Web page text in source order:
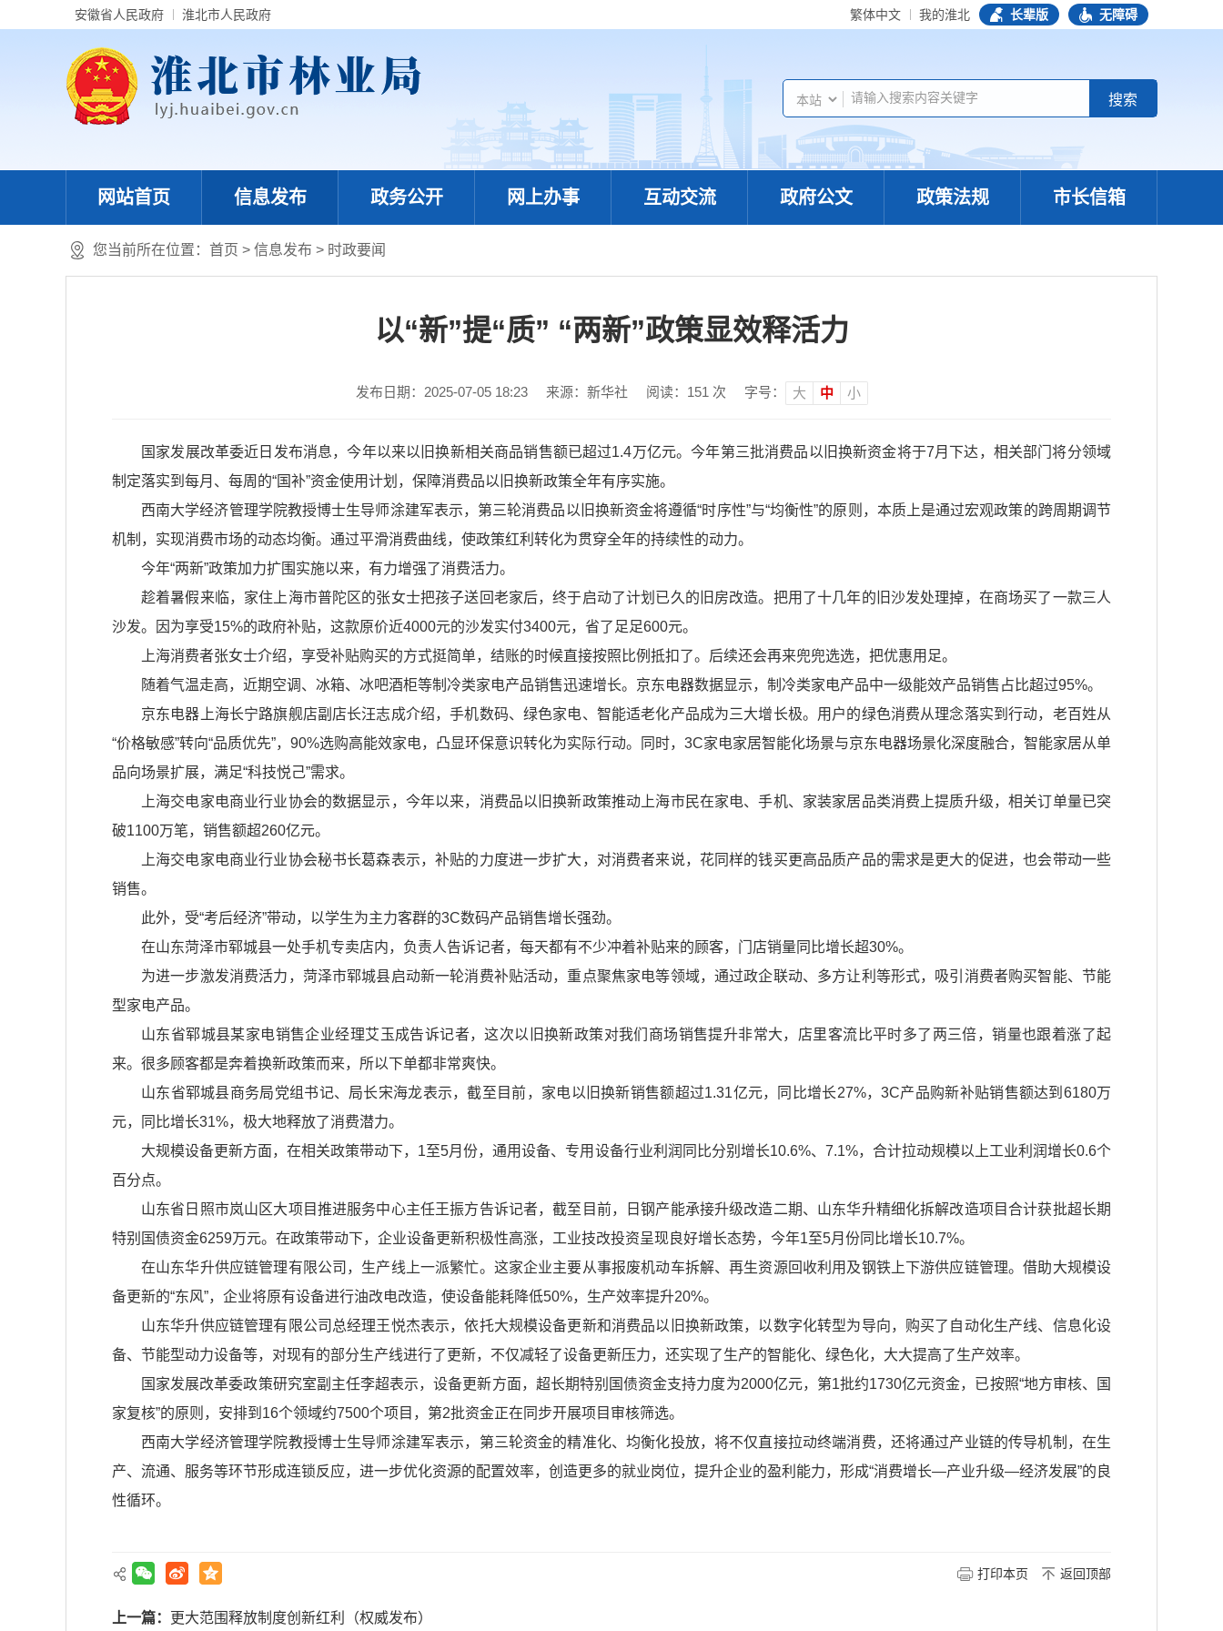
安徽省人民政府 淮北市人民政府 繁体中文 我的淮北 长辈版 无障碍
网站首页 信息发布 政务公开 网上办事 互动交流 政府公文 政策法规 市长信箱
您当前所在位置： 首页 > 信息发布 > 时政要闻
以“新”提“质” “两新”政策显效释活力
发布日期：2025-07-05 18:23 来源：新华社 阅读： 151 次 字号： 大 中 小
国家发展改革委近日发布消息，今年以来以旧换新相关商品销售额已超过1.4万亿元。今年第三批消费品以旧换新资金将于7月下达，相关部门将分领域
制定落实到每月、每周的“国补”资金使用计划，保障消费品以旧换新政策全年有序实施。
西南大学经济管理学院教授博士生导师涂建军表示，第三轮消费品以旧换新资金将遵循“时序性”与“均衡性”的原则，本质上是通过宏观政策的跨周期调节
机制，实现消费市场的动态均衡。通过平滑消费曲线，使政策红利转化为贯穿全年的持续性的动力。
今年“两新”政策加力扩围实施以来，有力增强了消费活力。
趁着暑假来临，家住上海市普陀区的张女士把孩子送回老家后，终于启动了计划已久的旧房改造。把用了十几年的旧沙发处理掉，在商场买了一款三人
沙发。因为享受15%的政府补贴，这款原价近4000元的沙发实付3400元，省了足足600元。
上海消费者张女士介绍，享受补贴购买的方式挺简单，结账的时候直接按照比例抵扣了。后续还会再来兜兜选选，把优惠用足。
随着气温走高，近期空调、冰箱、冰吧酒柜等制冷类家电产品销售迅速增长。京东电器数据显示，制冷类家电产品中一级能效产品销售占比超过95%。
京东电器上海长宁路旗舰店副店长汪志成介绍，手机数码、绿色家电、智能适老化产品成为三大增长极。用户的绿色消费从理念落实到行动，老百姓从
“价格敏感”转向“品质优先”，90%选购高能效家电，凸显环保意识转化为实际行动。同时，3C家电家居智能化场景与京东电器场景化深度融合，智能家居从单
品向场景扩展，满足“科技悦己”需求。
上海交电家电商业行业协会的数据显示，今年以来，消费品以旧换新政策推动上海市民在家电、手机、家装家居品类消费上提质升级，相关订单量已突
破1100万笔，销售额超260亿元。
上海交电家电商业行业协会秘书长葛森表示，补贴的力度进一步扩大，对消费者来说，花同样的钱买更高品质产品的需求是更大的促进，也会带动一些
销售。
此外，受“考后经济”带动，以学生为主力客群的3C数码产品销售增长强劲。
在山东菏泽市郓城县一处手机专卖店内，负责人告诉记者，每天都有不少冲着补贴来的顾客，门店销量同比增长超30%。
为进一步激发消费活力，菏泽市郓城县启动新一轮消费补贴活动，重点聚焦家电等领域，通过政企联动、多方让利等形式，吸引消费者购买智能、节能
型家电产品。
山东省郓城县某家电销售企业经理艾玉成告诉记者，这次以旧换新政策对我们商场销售提升非常大，店里客流比平时多了两三倍，销量也跟着涨了起
来。很多顾客都是奔着换新政策而来，所以下单都非常爽快。
山东省郓城县商务局党组书记、局长宋海龙表示，截至目前，家电以旧换新销售额超过1.31亿元，同比增长27%，3C产品购新补贴销售额达到6180万
元，同比增长31%，极大地释放了消费潜力。
大规模设备更新方面，在相关政策带动下，1至5月份，通用设备、专用设备行业利润同比分别增长10.6%、7.1%，合计拉动规模以上工业利润增长0.6个
百分点。
山东省日照市岚山区大项目推进服务中心主任王振方告诉记者，截至目前，日钢产能承接升级改造二期、山东华升精细化拆解改造项目合计获批超长期
特别国债资金6259万元。在政策带动下，企业设备更新积极性高涨，工业技改投资呈现良好增长态势，今年1至5月份同比增长10.7%。
在山东华升供应链管理有限公司，生产线上一派繁忙。这家企业主要从事报废机动车拆解、再生资源回收利用及钢铁上下游供应链管理。借助大规模设
备更新的“东风”，企业将原有设备进行油改电改造，使设备能耗降低50%，生产效率提升20%。
山东华升供应链管理有限公司总经理王悦杰表示，依托大规模设备更新和消费品以旧换新政策，以数字化转型为导向，购买了自动化生产线、信息化设
备、节能型动力设备等，对现有的部分生产线进行了更新，不仅减轻了设备更新压力，还实现了生产的智能化、绿色化，大大提高了生产效率。
国家发展改革委政策研究室副主任李超表示，设备更新方面，超长期特别国债资金支持力度为2000亿元，第1批约1730亿元资金，已按照“地方审核、国
家复核”的原则，安排到16个领域约7500个项目，第2批资金正在同步开展项目审核筛选。
西南大学经济管理学院教授博士生导师涂建军表示，第三轮资金的精准化、均衡化投放，将不仅直接拉动终端消费，还将通过产业链的传导机制，在生
产、流通、服务等环节形成连锁反应，进一步优化资源的配置效率，创造更多的就业岗位，提升企业的盈利能力，形成“消费增长—产业升级—经济发展”的良
性循环。
打印本页 返回顶部
上一篇： 更大范围释放制度创新红利（权威发布）